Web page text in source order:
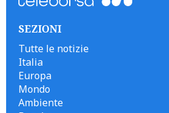
SEZIONI
Tutte le notizie
Italia
Europa
Mondo
Ambiente